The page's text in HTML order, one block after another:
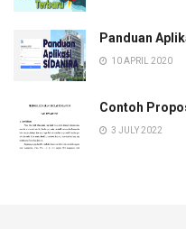
Panduan
10 APRIL 2020
Contoh
3 JULY 2022